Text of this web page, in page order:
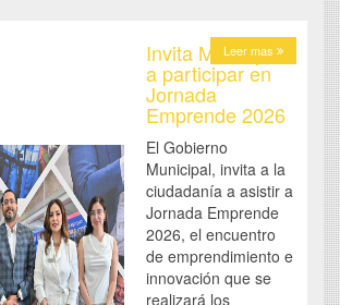
Leer mas
Invita Municipio
a participar en
Jornada
Emprende 2026
El Gobierno
Municipal, invita a la
ciudadanía a asistir a
Jornada Emprende
2026, el encuentro
de emprendimiento e
innovación que se
realizará los